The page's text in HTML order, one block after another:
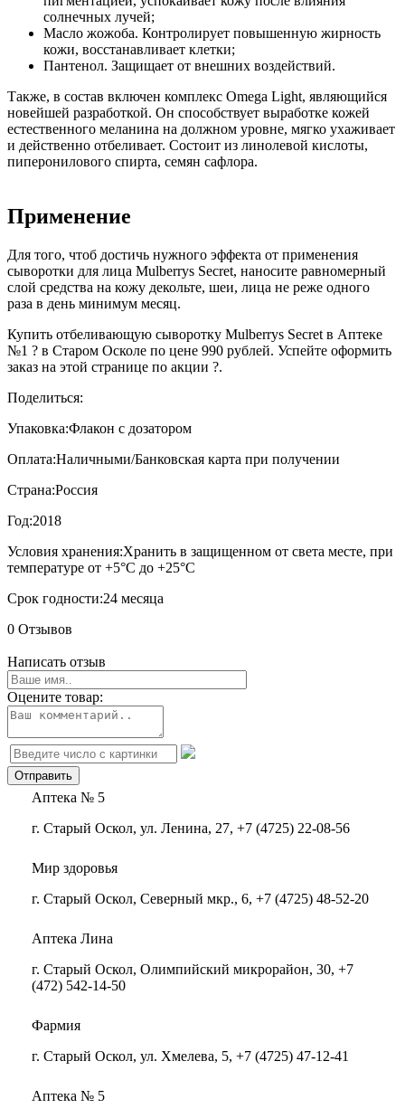
солнечных лучей;
Масло жожоба. Контролирует повышенную жирность
кожи, восстанавливает клетки;
Пантенол. Защищает от внешних воздействий.
Также, в состав включен комплекс Omega Light, являющийся
новейшей разработкой. Он способствует выработке кожей
естественного меланина на должном уровне, мягко ухаживает
и действенно отбеливает. Состоит из линолевой кислоты,
пиперонилового спирта, семян сафлора.
Применение
Для того, чтоб достичь нужного эффекта от применения
сыворотки для лица Mulberrys Secret, наносите равномерный
слой средства на кожу декольте, шеи, лица не реже одного
раза в день минимум месяц.
Купить отбеливающую сыворотку Mulberrys Secret в Аптеке
№1 ? в Старом Осколе по цене 990 рублей. Успейте оформить
заказ на этой странице по акции ?.
Поделиться:
Упаковка:Флакон с дозатором
Оплата:Наличными/Банковская карта при получении
Страна:Россия
Год:2018
Условия хранения:Хранить в защищенном от света месте, при
температуре от +5°С до +25°С
Срок годности:24 месяца
0 Отзывов
Написать отзыв
Оцените товар:
Аптека № 5
г. Старый Оскол, ул. Ленина, 27, +7 (4725) 22-08-56
Мир здоровья
г. Старый Оскол, Северный мкр., 6, +7 (4725) 48-52-20
Аптека Лина
г. Старый Оскол, Олимпийский микрорайон, 30, +7
(472) 542-14-50
Фармия
г. Старый Оскол, ул. Хмелева, 5, +7 (4725) 47-12-41
Аптека № 5